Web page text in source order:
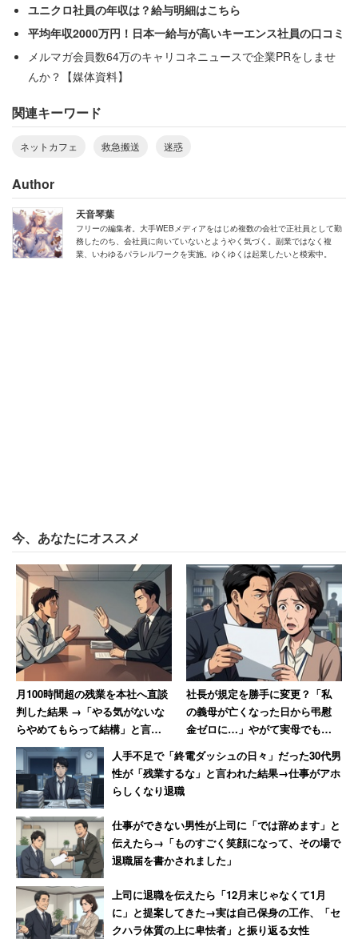
「たぶん過呼吸になったと主張するだけで、要望が通らな
いと過呼吸で騒いで無理やり通すことを学習してしまった
人のようだった」
と違和感を覚えたようだ。真相は推測の域を出ないが、投
稿を見る限りでは確かに異様さを感じる。
「救急車で搬送されて大変でした。客からは説明と土下座
を要望されました。会社は守ってくれなかったようです」
これでは当該店員があまりにも不憫だ。当人はもちろん、
ユニクロ社員の年収は？給与明細はこちら
平均年収2000万円！日本一給与が高いキーエンス社員の口コミ
メルマガ会員数64万のキャリコネニュースで企業PRをしませ
んか？【媒体資料】
関連キーワード
ネットカフェ 救急搬送 迷惑
Author
天音琴葉
フリーの編集者。大手WEBメディアをはじめ複数の会社で正社員として勤
務したのち、会社員に向いていないとようやく気づく。副業ではなく複
業、いわゆるパラレルワークを実施。ゆくゆくは起業したいと模索中。
今、あなたにオススメ
月100時間超の残業を本社へ直談
判した結果 →「やる気がないな
らやめてもらって結構」と言わ
れた男性
社長が規定を勝手に変更？「私
の義母が亡くなった日から弔慰
金ゼロに…」やがて実母でもナ
人手不足で「終電ダッシュの日々」だった30代男
性が「残業するな」と言われた結果→仕事がアホ
らしくなり退職
仕事ができない男性が上司に「では辞めます」と
伝えたら→「ものすごく笑顔になって、その場で
退職届を書かされました」
上司に退職を伝えたら「12月末じゃなくて1月
に」と提案してきた→実は自己保身の工作、「セ
クハラ体質の上に卑怯者」と振り返る女性